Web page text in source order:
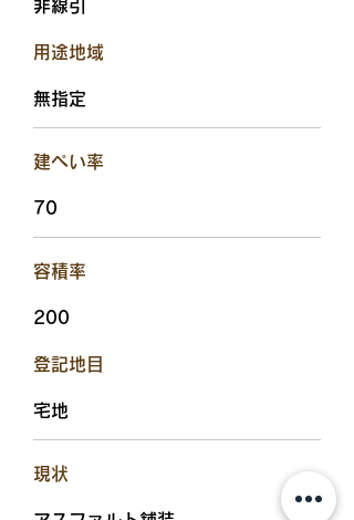
非線引
用途地域
無指定
建ぺい率
70
容積率
200
​登記地目
宅地
現状